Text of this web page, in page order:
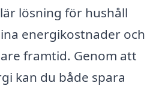
lösning för hushåll
energikostnader och
framtid. Genom att
kan du både spara